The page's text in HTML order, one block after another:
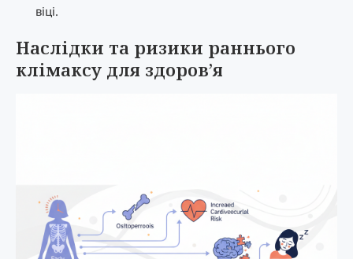
віці.
Наслідки та ризики раннього
клімаксу для здоров’я